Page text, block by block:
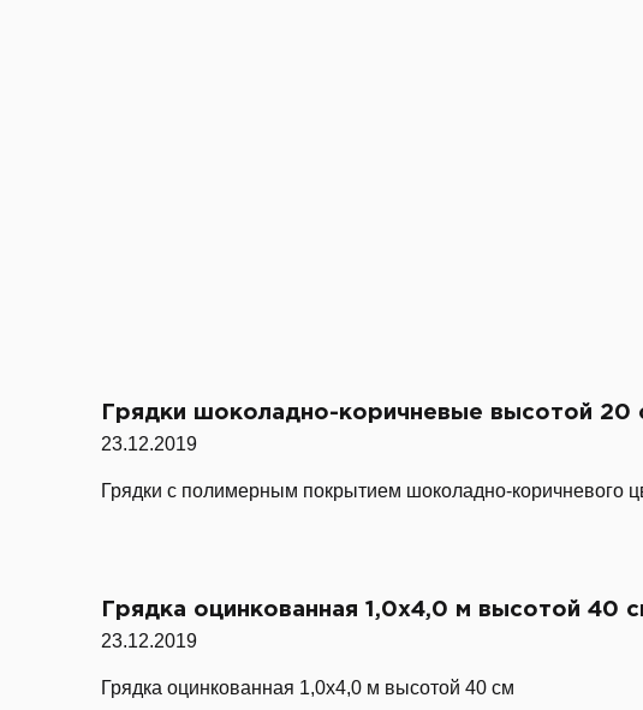
Грядки шоколадно-коричневые высотой 20
23.12.2019
Грядки с полимерным покрытием шоколадно-коричневого
Грядка оцинкованная 1,0х4,0 м высотой 40
23.12.2019
Грядка оцинкованная 1,0х4,0 м высотой 40 см